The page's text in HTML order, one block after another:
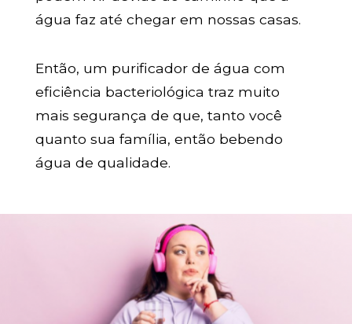
água faz até chegar em nossas casas.
Então, um purificador de água com
eficiência bacteriológica traz muito
mais segurança de que, tanto você
quanto sua família, então bebendo
água de qualidade.